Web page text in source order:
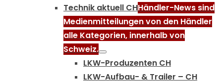
Technik aktuell CHHändler-News sind
Medienmitteilungen von den Händler
alle Kategorien, innerhalb von
Schweiz.
LKW-Produzenten CH
LKW-Aufbau- & Trailer – CH